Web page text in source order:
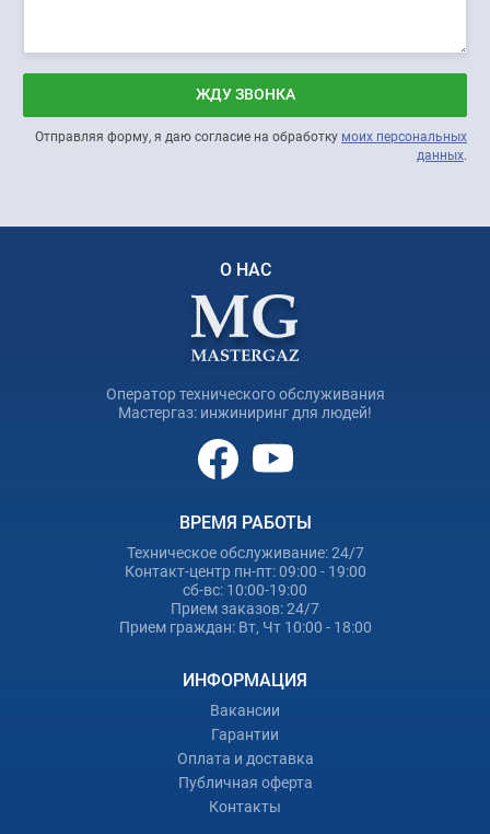
ЖДУ ЗВОНКА
Отправляя форму, я даю согласие на обработку моих персональных
данных.
О НАС
Оператор технического обслуживания
Мастергаз: инжиниринг для людей!
ВРЕМЯ РАБОТЫ
Техническое обслуживание: 24/7
Контакт-центр пн-пт: 09:00 - 19:00
сб-вс: 10:00-19:00
Прием заказов: 24/7
Прием граждан: Вт, Чт 10:00 - 18:00
ИНФОРМАЦИЯ
Вакансии
Гарантии
Оплата и доставка
Публичная оферта
Контакты